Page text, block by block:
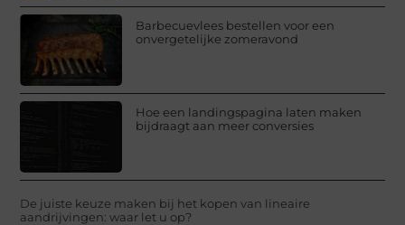
Barbecuevlees bestellen voor een
onvergetelijke zomeravond
Hoe een landingspagina laten maken
bijdraagt aan meer conversies
De juiste keuze maken bij het kopen van lineaire
aandrijvingen: waar let u op?